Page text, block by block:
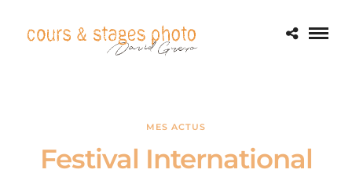
MES ACTUS
Festival International